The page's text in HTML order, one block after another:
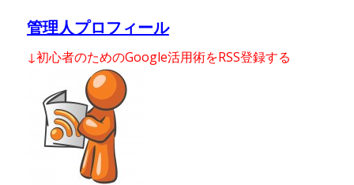
管理人プロフィール
↓初心者のためのGoogle活用術をRSS登録する